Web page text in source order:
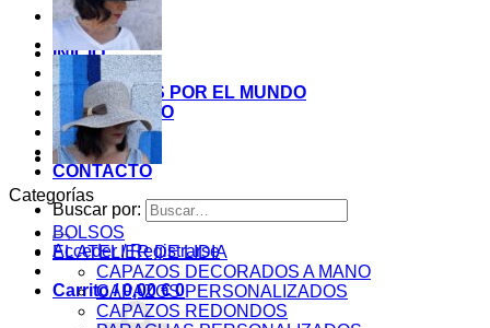
INICIO
TIENDA
MIS COSITAS POR EL MUNDO
EL COMIENZO
BLOG
PAGOS
CONTACTO
Buscar por:
Acceder / Registrarse
Carrito /0,00€ 0
Categorías
BOLSOS
EL ATELIER DE LIDIA
CAPAZOS DECORADOS A MANO
CAPAZOS PERSONALIZADOS
CAPAZOS REDONDOS